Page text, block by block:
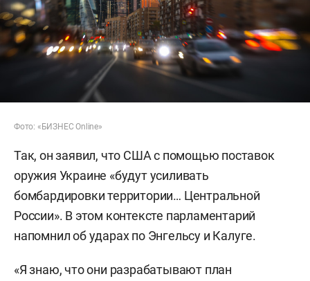
Фото: «БИЗНЕС Online»
Так, он заявил, что США с помощью поставок
оружия Украине «будут усиливать
бомбардировки территории… Центральной
России». В этом контексте парламентарий
напомнил об ударах по Энгельсу и Калуге.
«Я знаю, что они разрабатывают план